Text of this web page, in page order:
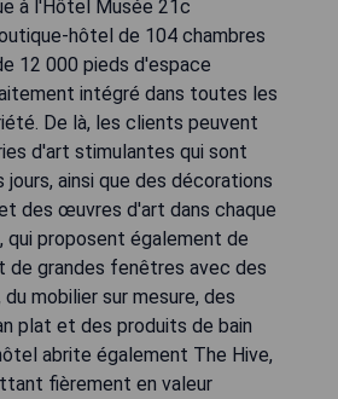
à l'Hôtel Musée 21c
hôtel de 104 chambres
12 000 pieds d'espace
intégré dans toutes les
De là, les clients peuvent
d'art stimulantes qui sont
ainsi que des décorations
des œuvres d'art dans chaque
qui proposent également de
de grandes fenêtres avec des
mobilier sur mesure, des
plat et des produits de bain
abrite également The Hive,
fièrement en valeur